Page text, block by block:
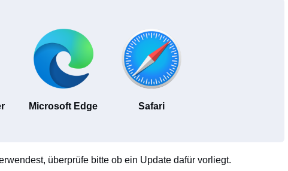
Microsoft Edge Safari
überprüfe bitte ob ein Update dafür vorliegt.